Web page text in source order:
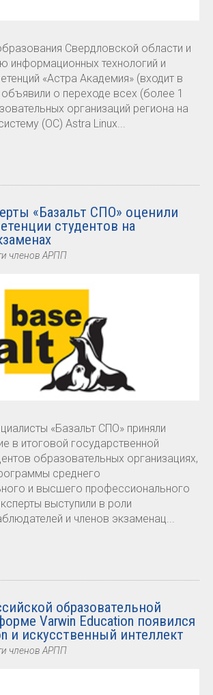
Свердловской области и
информационных технологий и
«Астра Академия» (входит в
объявили о переходе всех (более 1
организаций региона на
(ОС) Astra Linux...
«Базальт СПО» оценили
студентов на
членов АРПП
«Базальт СПО» приняли
в итоговой государственной
образовательных организациях,
среднего
и высшего профессионального
выступили в роли
и членов экзаменац...
образовательной
Varwin Education появился
и искусственный интеллект
членов АРПП